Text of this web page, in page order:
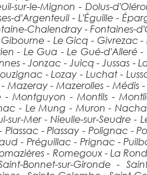
sur-le-Mignon - Dolus-
d'Argenteuil - L'Éguille -
Chalendray - Fontaines-
- Le Gicq - Givrezac
- Le Gua - Le Gué-d'Alleré
- Jonzac - Juicq - Jussas -
- Lozay - Luchat -
- Mazerolles -
Montguyon - Montils -
- Le Mung - Muron -
Mer - Nieulle-sur-Seudre -
Plassac - Plassay - Polignac
- Préguillac - Prignac -
- Romegoux - La
Bonnet-sur-Gironde -